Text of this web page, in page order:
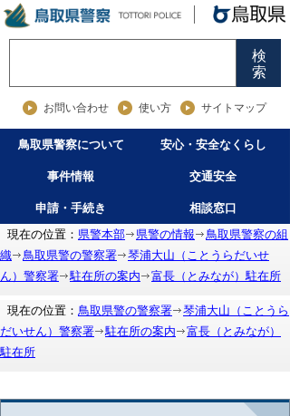
検
索
お問い合わせ 使い方 サイトマップ
鳥取県警察について 安心・安全なくらし
事件情報 交通安全
申請・手続き
相談窓口
現在の位置： 県警本部 県警の情報
鳥取県警察の組
織
鳥取県警の警察署
琴浦大山（ことうらだいせ
ん）警察署
駐在所の案内 富長（とみなが）駐在所
現在の位置： 鳥取県警の警察署
琴浦大山（ことうら
だいせん）警察署
駐在所の案内
富長（とみなが）
駐在所